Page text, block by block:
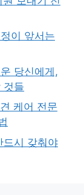
이 앞서는
당신에게,
것들
케어 전문
드시 갖춰야